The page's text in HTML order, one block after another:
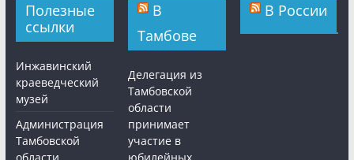
Полезные
ссылки
Инжавинский
краеведческий
музей
Администрация
Тамбовской
В
Тамбове
Делегация из
Тамбовской
области
принимает
участие в
В России